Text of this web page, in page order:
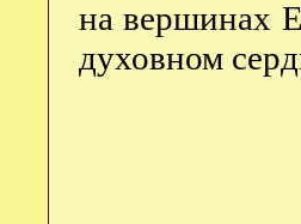
на вершинах
духовном